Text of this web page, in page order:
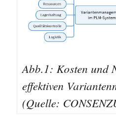
Abb.1: Kosten und
effektiven
(Quelle: